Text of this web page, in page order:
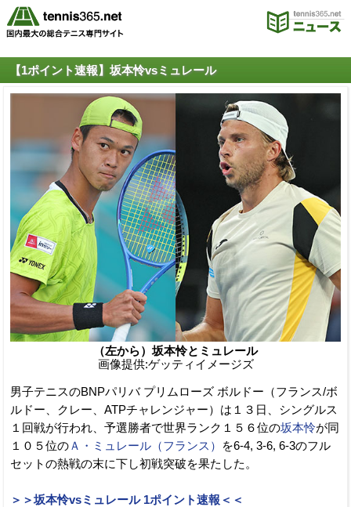
【1ポイント速報】坂本怜vsミュレール
（左から）坂本怜とミュレール
画像提供:ゲッティイメージズ
男子テニスのBNPパリバ プリムローズ ボルドー（フランス/ボ
ルドー、クレー、ATPチャレンジャー）は１３日、シングルス
１回戦が行われ、予選勝者で世界ランク１５６位の坂本怜が同
１０５位のＡ・ミュレール（フランス）
を6-4, 3-6, 6-3のフル
セットの熱戦の末に下し初戦突破を果たした。
＞＞坂本怜vsミュレール 1ポイント速報＜＜